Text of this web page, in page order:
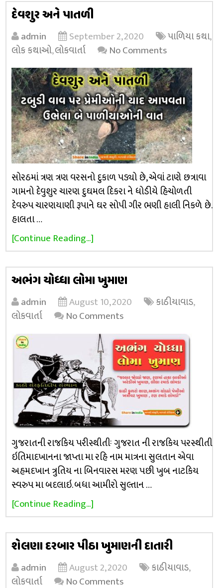
દેવશુર અને પાતળી
admin September 2, 2020 પાળિયા કથા,
લોક કથાઓ,લોકવાર્તા No Comments
સોરઠમાં ત્રણ ત્રણ વરસનો દુકાળ પડ્યો છે, એવાં ટાણે છત્રાવા
ગામનો દેવુશુર ચારણ દુઘમલ દિકરા ને ધોડીયે હિચોળતી
દેવરુપ ચારણયાણી રૂપાને ઘર સોપી ગીર ભણી હાલી નિકળે છે.
હાલતા …
[Continue Reading...]
અભંગ યોધ્ધા લોમા ખુમાણ
admin August 10, 2020 કાઠીયાવાડ,
લોકવાર્તા
No Comments
ગુજરાતની રાજકિય પરીસ્થીતીઃ ગુજરાત ની રાજકિય પરસ્થીતી
ઇતિમાદખાનના જાપ્તા મા રહિ નામ માત્રના સુલતાન એવા
અહમદખાન ત્રુતિય ના બિનવારસ મરણ પછી ખુબ નાટકિય
સ્વરુપ મા બદલાઇ. બધા આમીરો સુલ્તાન …
[Continue Reading...]
શેલણા દરબાર પીઠા ખુમાણની દાતારી
admin August 2, 2020 કાઠીયાવાડ,
લોકવાર્તા
No Comments